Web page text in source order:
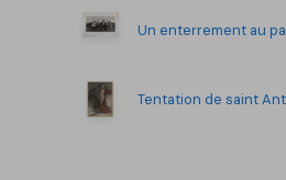
Un enterrement au
Tentation de saint